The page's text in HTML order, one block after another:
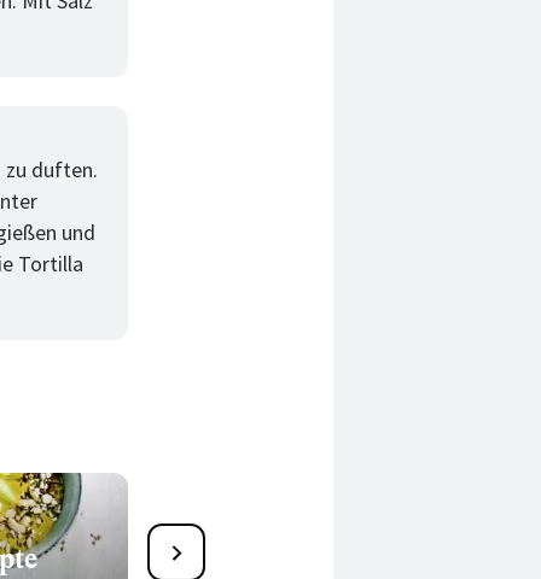
zu duften.
und
Tortilla
34 leckere Brotsalat-